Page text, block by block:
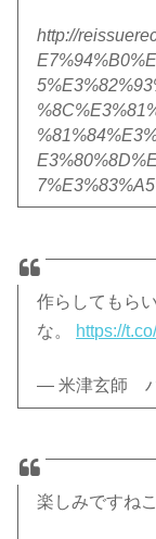
http://
作らしてもら
な。
https://
— 米津玄師
楽しみですね